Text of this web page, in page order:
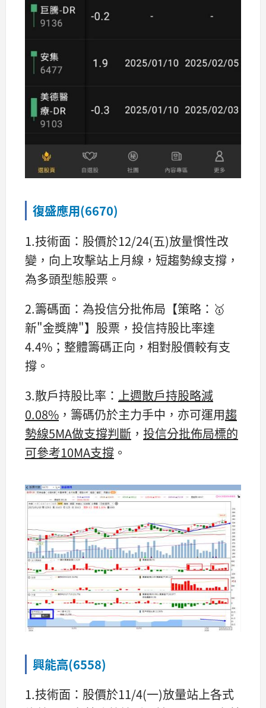
復盛應用(6670)
1.技術面：股價於12/24(五)放量慣性改
變，向上攻擊站上月線，短趨勢線支撐，
為多頭型態股票。
2.籌碼面：為投信分批佈局【策略：🥇
新"金獎牌"】股票，投信持股比率達
4.4%；整體籌碼正向，相對股價較有支
撐。
3.散戶持股比率： 上週散戶持股略減
0.08% ，籌碼仍於主力手中，亦可運用趨
勢線5MA做支撐判斷 ， 投信分批佈局標的
可參考10MA支撐 。
興能高(6558)
1.技術面：股價於11/4(一)放量站上各式